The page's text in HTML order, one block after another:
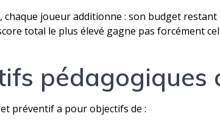
chaque joueur additionne : son budget
total le plus élevé gagne pas forcément
pédagogiques
préventif a pour objectifs de :